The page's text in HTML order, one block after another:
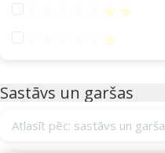
Sastāvs un garšas
Atlasīt pēc: sastāvs un garšas